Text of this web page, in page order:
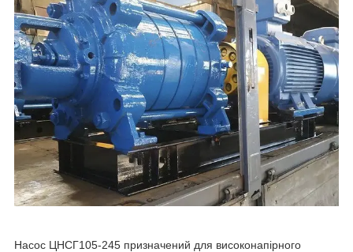
Насос ЦНСГ105-245 призначений для високонапірного